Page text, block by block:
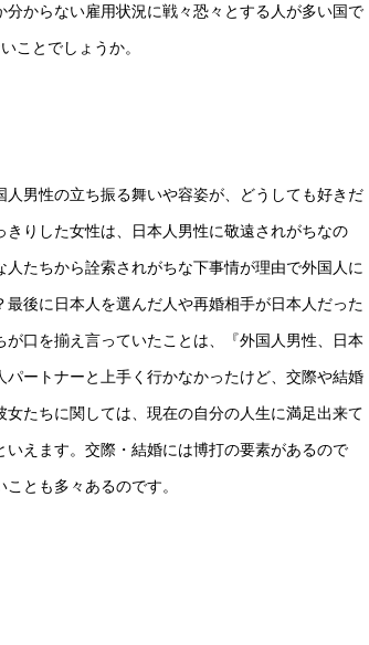
からない雇用状況に戦々恐々とする人が多い国で
ことでしょうか。
男性の立ち振る舞いや容姿が、どうしても好きだ
りした女性は、日本人男性に敬遠されがちなの
たちから詮索されがちな下事情が理由で外国人に
後に日本人を選んだ人や再婚相手が日本人だった
口を揃え言っていたことは、『外国人男性、日本
ートナーと上手く行かなかったけど、交際や結婚
たちに関しては、現在の自分の人生に満足出来て
えます。交際・結婚には博打の要素があるので
とも多々あるのです。